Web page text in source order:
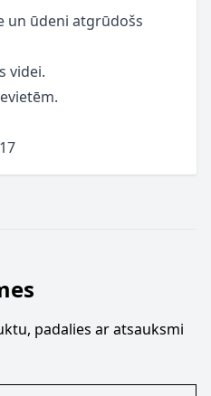
un ūdeni atgrūdošs
videi.
padalies ar atsauksmi